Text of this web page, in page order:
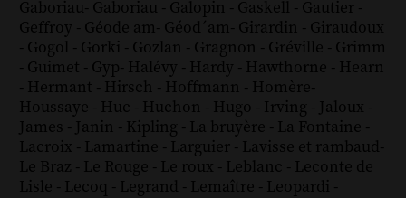
Gaboriau- Gaboriau - Galopin - Gaskell - Gautier -
Geffroy - Géode am- Géod´am- Girardin - Giraudoux
- Gogol - Gorki - Gozlan - Gragnon - Gréville - Grimm
- Guimet - Gyp- Halévy - Hardy - Hawthorne - Hearn
- Hermant - Hirsch - Hoffmann - Homère-
Houssaye - Huc - Huchon - Hugo - Irving - Jaloux -
James - Janin - Kipling - La bruyère - La Fontaine -
Lacroix - Lamartine - Larguier - Lavisse et rambaud-
Le Braz - Le Rouge - Le roux - Leblanc - Leconte de
Lisle - Lecoq - Legrand - Lemaître - Leopardi -